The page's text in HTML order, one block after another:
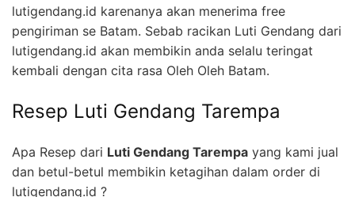
lutigendang.id karenanya akan menerima free
pengiriman se Batam. Sebab racikan Luti Gendang dari
lutigendang.id akan membikin anda selalu teringat
kembali dengan cita rasa Oleh Oleh Batam.
Resep Luti Gendang Tarempa
Apa Resep dari Luti Gendang Tarempa yang kami jual
dan betul-betul membikin ketagihan dalam order di
lutigendang.id ?